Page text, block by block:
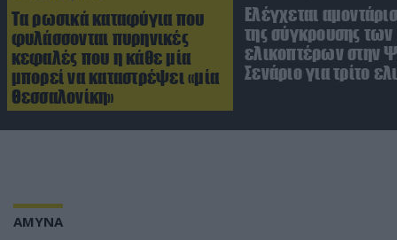
Τα ρωσικά καταφύγια που
φυλάσσονται πυρηνικές
κεφαλές που η κάθε μία
μπορεί να καταστρέψει «μία
Θεσσαλονίκη»
Ελέγχεται
της σύγκρουσης των
ελικοπτέρων στην
Σενάριο για τρίτο
ΑΜΥΝΑ